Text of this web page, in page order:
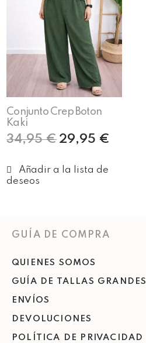
Conjunto Crep Boton
Kaki
34,95€ 29,95 €
GUÍA DE COMPRA
QUIENES SOMOS
GUÍA DE TALLAS GRANDES
ENVÍOS
DEVOLUCIONES
POLÍTICA DE PRIVACIDAD